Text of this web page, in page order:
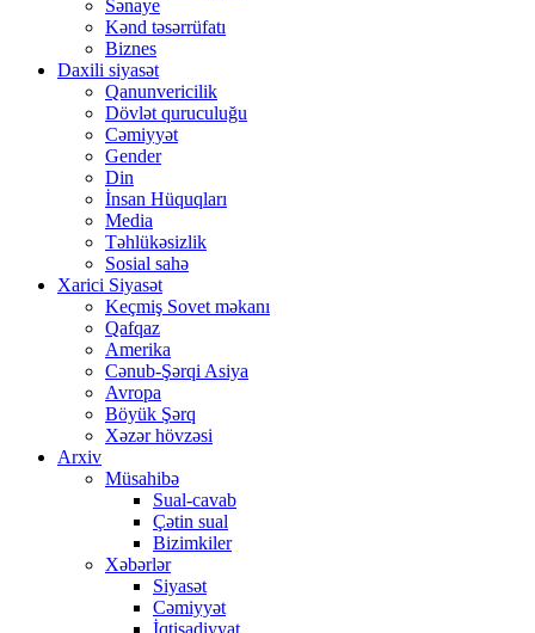
Sənaye
Kənd təsərrüfatı
Biznes
Daxili siyasət
Qanunvericilik
Dövlət quruculuğu
Cəmiyyət
Gender
Din
İnsan Hüquqları
Media
Təhlükəsizlik
Sosial sahə
Xarici Siyasət
Keçmiş Sovet məkanı
Qafqaz
Amerika
Cənub-Şərqi Asiya
Avropa
Böyük Şərq
Xəzər hövzəsi
Arxiv
Müsahibə
Sual-cavab
Çətin sual
Bizimkiler
Xəbərlər
Siyasət
Cəmiyyət
İqtisadiyyat